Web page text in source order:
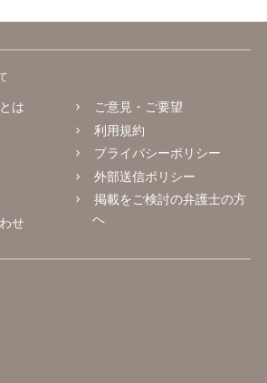
は
せ
ご意見・ご要望
利用規約
プライバシーポリシー
外部送信ポリシー
掲載をご検討の弁護士の方
へ